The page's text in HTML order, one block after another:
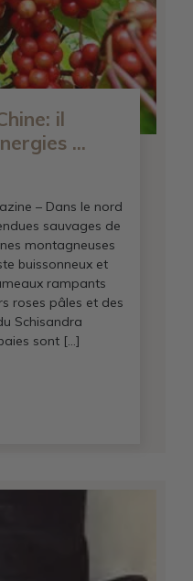
il
...
– Dans le nord
sauvages de
montagneuses
buissonneux et
rampants
roses pâles et des
Schisandra
sont […]